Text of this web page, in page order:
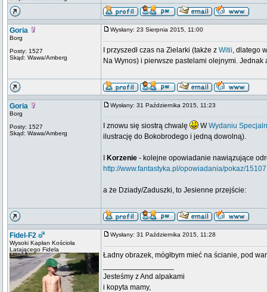
Goria
Borg
Posty: 1527
Skąd: Wawa/Amberg
Wysłany: 23 Sierpnia 2015, 11:00
I przyszedł czas na Zielarki (także z Witii, dlatego
Na Wynos) i pierwsze pastelami olejnymi. Jednak
Goria
Borg
Posty: 1527
Skąd: Wawa/Amberg
Wysłany: 31 Października 2015, 11:23
I znowu się siostrą chwalę WWydaniu
ilustrację do Bokobrodego i jedną dowolną).
Korzenie - kolejne opowiadanie nawiązujące
http://www.fantastyka.pl/opowiadania/pokaz/15107
a że Dziady/Zaduszki, to Jesienne przejście:
Fidel-F2
Wysoki Kapłan Kościoła
Latającego Fidela
Wysłany: 31 Października 2015, 11:28
Ładny obrazek, mógłbym mieć na ścianie, pod
Jesteśmy z And alpakami
i kopyta mamy,